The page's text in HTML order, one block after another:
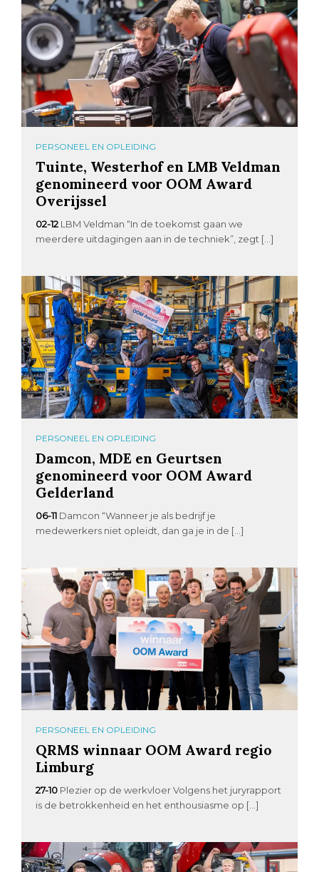
PERSONEEL EN OPLEIDING
Tuinte, Westerhof en LMB Veldman
genomineerd voor OOM Award
Overijssel
02-12 LBM Veldman “In de toekomst gaan we
meerdere uitdagingen aan in de techniek”, zegt […]
PERSONEEL EN OPLEIDING
Damcon, MDE en Geurtsen
genomineerd voor OOM Award
Gelderland
06-11 Damcon “Wanneer je als bedrijf je
medewerkers niet opleidt, dan ga je in de […]
PERSONEEL EN OPLEIDING
QRMS winnaar OOM Award regio
Limburg
27-10 Plezier op de werkvloer Volgens het juryrapport
is de betrokkenheid en het enthousiasme op […]